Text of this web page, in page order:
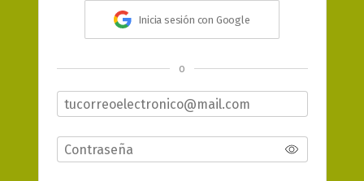
Inicia sesión con Google
o